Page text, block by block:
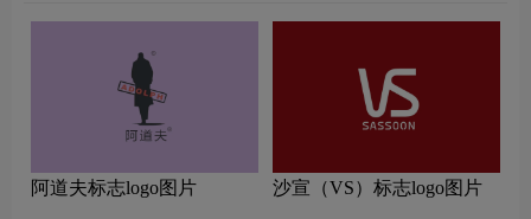
阿道夫标志logo图片 沙宣（VS）标志logo图片